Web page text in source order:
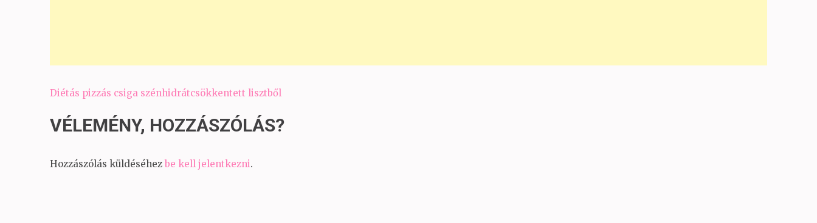
Bejegyzés
Diétás pizzás csiga szénhidrátcsökkentett lisztből
VÉLEMÉNY, HOZZÁSZÓLÁS?
Hozzászólás küldéséhez be kell jelentkezni.